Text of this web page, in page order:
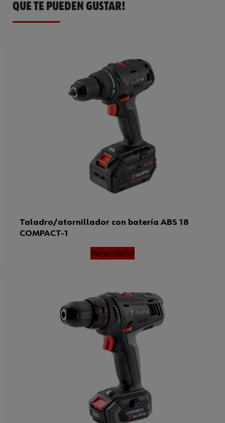
QUE TE PUEDEN GUSTAR!
Taladro/atornillador con batería ABS 18
COMPACT-1
Ver producto